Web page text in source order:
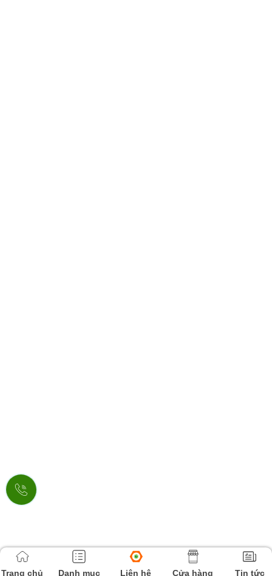
Trang chủ Danh mục Liên hệ Cửa hàng Tin tức